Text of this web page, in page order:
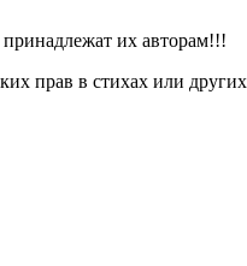
их авторам!!!
прав в стихах или